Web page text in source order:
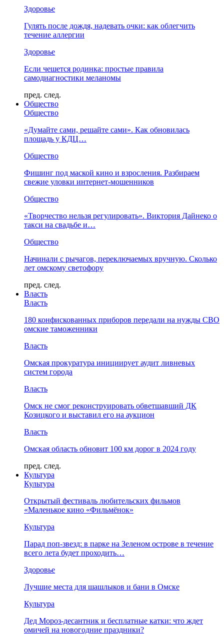
Здоровье
Гулять после дождя, надевать очки: как облегчить
течение аллергии
Здоровье
Если чешется родинка: простые правила
самодиагностики меланомы
пред. след.
Общество
Общество
«Думайте сами, решайте сами». Как обновилась
площадь у КДЦ…
Общество
Фишинг под маской кино и взросления. Разбираем
свежие уловки интернет-мошенников
Общество
«Творчество нельзя регулировать». Виктория Дайнеко о
такси на свадьбе и…
Общество
Начинали с рычагов, переключаемых вручную. Сколько
лет омскому светофору
пред. след.
Власть
Власть
180 конфискованных приборов передали на нужды СВО
омские таможенники
Власть
Омская прокуратура инициирует аудит ливневых
систем города
Власть
Омск не смог реконструировать обветшавший ДК
Козицкого и выставил его на аукцион
Власть
Омская область обновит 100 км дорог в 2024 году
пред. след.
Культура
Культура
Открытый фестиваль любительских фильмов
«Маленькое кино «Фильмёнок»
Культура
Парад поп-звезд: в парке на Зеленом острове в течение
всего лета будет проходить…
Здоровье
Лучшие места для шашлыков и бани в Омске
Культура
Дед Мороз-десантник и бесплатные катки: что ждет
омичей на новогодние праздники?